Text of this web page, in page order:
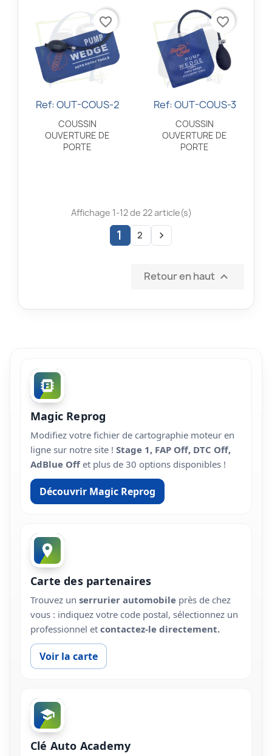
Aperçu rapide
Ref: OUT-COUS-2
COUSSIN
OUVERTURE DE
PORTE
favorite_border
Aperçu rapide
Ref: OUT-COUS-3
COUSSIN
OUVERTURE DE
PORTE
favorite_border
Affichage 1-12 de 22 article(s)
1 2 
Retour en haut 
Magic Reprog
Modifiez votre fichier de cartographie moteur en
ligne sur notre site ! Stage 1, FAP Off, DTC Off,
AdBlue Off et plus de 30 options disponibles !
Découvrir Magic Reprog
Carte des partenaires
Trouvez un serrurier automobile près de chez
vous : indiquez votre code postal, sélectionnez un
professionnel et contactez-le directement.
Voir la carte
Clé Auto Academy